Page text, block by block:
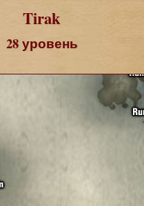
Tirak
28 уровень